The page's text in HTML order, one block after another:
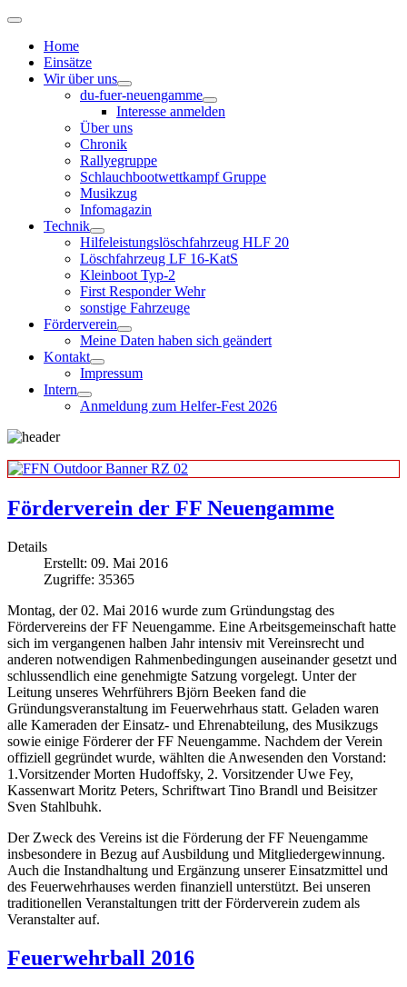
Home
Einsätze
Wir über uns
du-fuer-neuengamme
Interesse anmelden
Über uns
Chronik
Rallyegruppe
Schlauchbootwettkampf Gruppe
Musikzug
Infomagazin
Technik
Hilfeleistungslöschfahrzeug HLF 20
Löschfahrzeug LF 16-KatS
Kleinboot Typ-2
First Responder Wehr
sonstige Fahrzeuge
Förderverein
Meine Daten haben sich geändert
Kontakt
Impressum
Intern
Anmeldung zum Helfer-Fest 2026
Förderverein der FF Neuengamme
Details
Erstellt: 09. Mai 2016
Zugriffe: 35365
Montag, der 02. Mai 2016 wurde zum Gründungstag des
Fördervereins der FF Neuengamme. Eine Arbeitsgemeinschaft hatte
sich im vergangenen halben Jahr intensiv mit Vereinsrecht und
anderen notwendigen Rahmenbedingungen auseinander gesetzt und
schlussendlich eine genehmigte Satzung vorgelegt. Unter der
Leitung unseres Wehrführers Björn Beeken fand die
Gründungsveranstaltung im Feuerwehrhaus statt. Geladen waren
alle Kameraden der Einsatz- und Ehrenabteilung, des Musikzugs
sowie einige Förderer der FF Neuengamme. Nachdem der Verein
offiziell gegründet wurde, wählten die Anwesenden den Vorstand:
1.Vorsitzender Morten Hudoffsky, 2. Vorsitzender Uwe Fey,
Kassenwart Moritz Peters, Schriftwart Tino Brandl und Beisitzer
Sven Stahlbuhk.
Der Zweck des Vereins ist die Förderung der FF Neuengamme
insbesondere in Bezug auf Ausbildung und Mitgliedergewinnung.
Auch die Instandhaltung und Ergänzung unserer Einsatzmittel und
des Feuerwehrhauses werden finanziell unterstützt. Bei unseren
traditionellen Veranstaltungen tritt der Förderverein zudem als
Veranstalter auf.
Feuerwehrball 2016